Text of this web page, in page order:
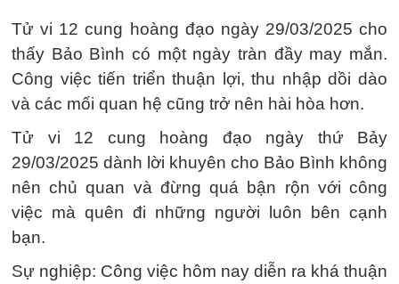
Tử vi 12 cung hoàng đạo ngày 29/03/2025 cho
thấy Bảo Bình có một ngày tràn đầy may mắn.
Công việc tiến triển thuận lợi, thu nhập dồi dào
và các mối quan hệ cũng trở nên hài hòa hơn.
Tử vi 12 cung hoàng đạo ngày thứ Bảy
29/03/2025 dành lời khuyên cho Bảo Bình không
nên chủ quan và đừng quá bận rộn với công
việc mà quên đi những người luôn bên cạnh
bạn.
Sự nghiệp: Công việc hôm nay diễn ra khá thuận